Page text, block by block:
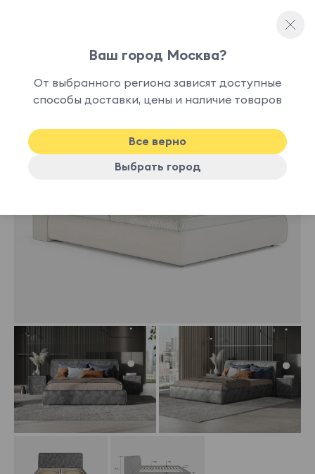
наличии
Ваш город Москва?
От выбранного региона зависят доступные
способы доставки, цены и наличие товаров
Все верно
Выбрать город